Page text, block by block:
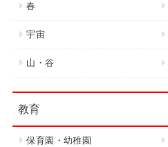
春
宇宙
山・谷
教育
保育園・幼稚園